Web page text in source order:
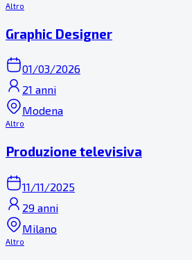
Altro
Graphic Designer
01/03/2026
21 anni
Modena
Altro
Produzione televisiva
11/11/2025
29 anni
Milano
Altro